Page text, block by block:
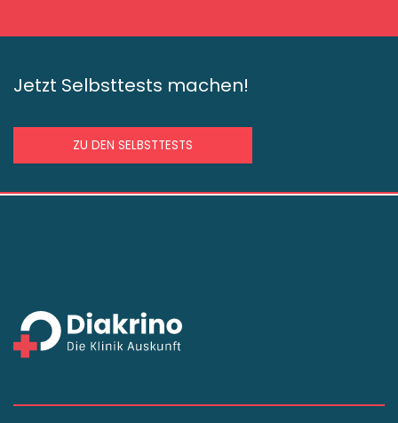
Jetzt Selbsttests machen!
ZU DEN SELBSTTESTS